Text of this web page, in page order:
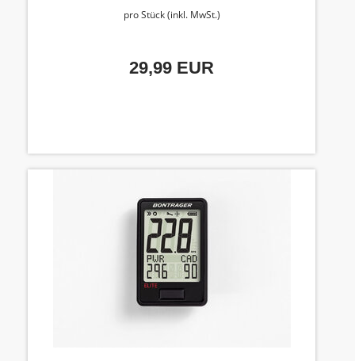
pro Stück (inkl. MwSt.)
29,99 EUR